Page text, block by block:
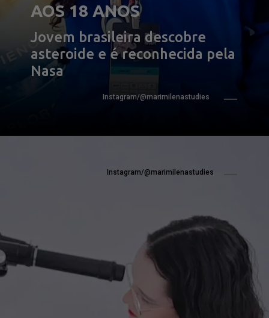
AOS 18 ANOS
Jovem brasileira descobre
asteroide e é reconhecida pela
Nasa
Instagram/@marimilenastudies
Instagram/@marimilenastudies